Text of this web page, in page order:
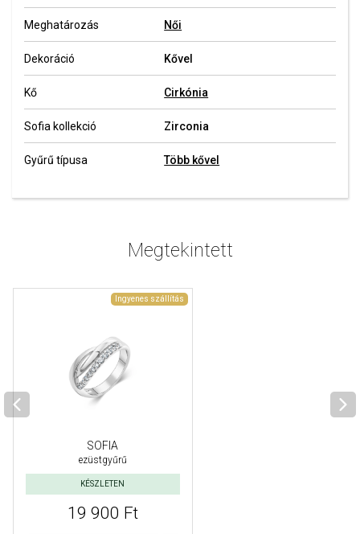
Meghatározás Női
Dekoráció Kővel
Kő Cirkónia
Sofia kollekció Zirconia
Gyűrű típusa Több kővel
Megtekintett
Ingyenes szállítás
SOFIA
ezüstgyűrű
KÉSZLETEN
19 900 Ft